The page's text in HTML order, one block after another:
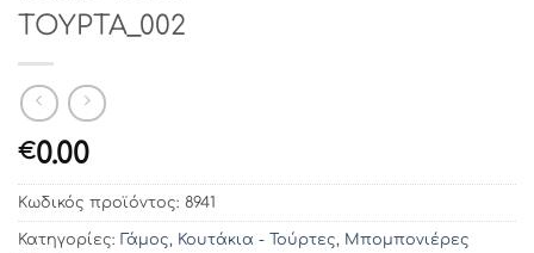
ΤΟΥΡΤΑ_002
€0.00
Κωδικός προϊόντος: 8941
Κατηγορίες: Γάμος, Κουτάκια - Τούρτες, Μπομπονιέρες